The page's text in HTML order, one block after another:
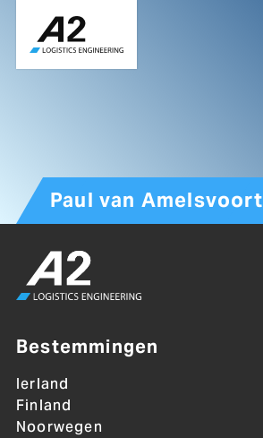
main
content
Paul van Amelsvoort
Bestemmingen
Ierland
Finland
Noorwegen